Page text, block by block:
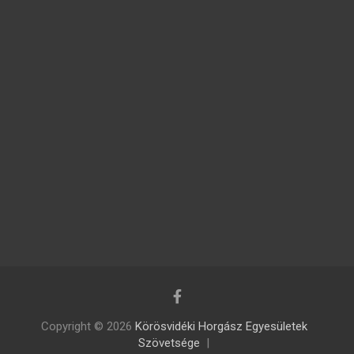
Copyright © 2026 Körösvidéki Horgász Egyesületek
Szövetsége